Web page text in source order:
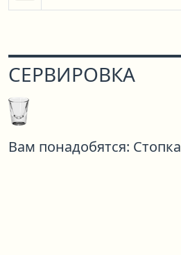
СЕРВИРОВКА
Вам понадобятся: Стопка